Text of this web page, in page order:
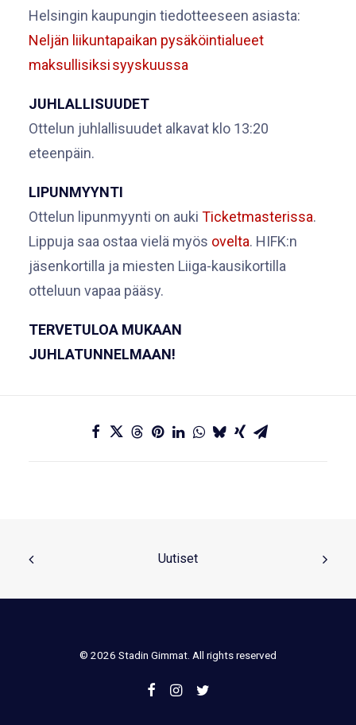
Helsingin kaupungin tiedotteeseen asiasta:
Neljän liikuntapaikan pysäköintialueet
maksullisiksi syyskuussa
JUHLALLISUUDET
Ottelun juhlallisuudet alkavat klo 13:20
eteenpäin.
LIPUNMYYNTI
Ottelun lipunmyynti on auki Ticketmasterissa.
Lippuja saa ostaa vielä myös ovelta. HIFK:n
jäsenkortilla ja miesten Liiga-kausikortilla
otteluun vapaa pääsy.
TERVETULOA MUKAAN
JUHLATUNNELMAAN!
Uutiset
© 2026 Stadin Gimmat. All rights reserved